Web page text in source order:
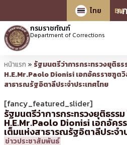
ก
ไทย
EN
กรมราชทัณฑ์
Department of Corrections
หน้าแรก » รัฐมนตรีว่าการกระทรวงยุติธร
H.E.Mr.Paolo Dionisi เอกอัครราชฑูต
สาธารณรัฐอิตาลีประจำประเทศไทย
[fancy_featured_slider]
รัฐมนตรีว่าการกระทรวงยุติธรร
H.E.Mr.Paolo Dionisi เอกอัค
เต็มแห่งสาธารณรัฐอิตาลีประจำ
22
14:02 น.
โดย
ประชาสัมพันธ์
ข่าวประชาสัมพันธ์